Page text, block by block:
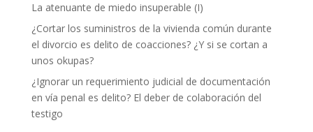
La atenuante de miedo insuperable (I)
¿Cortar los suministros de la vivienda común durante
el divorcio es delito de coacciones? ¿Y si se cortan a
unos okupas?
¿Ignorar un requerimiento judicial de documentación
en vía penal es delito? El deber de colaboración del
testigo